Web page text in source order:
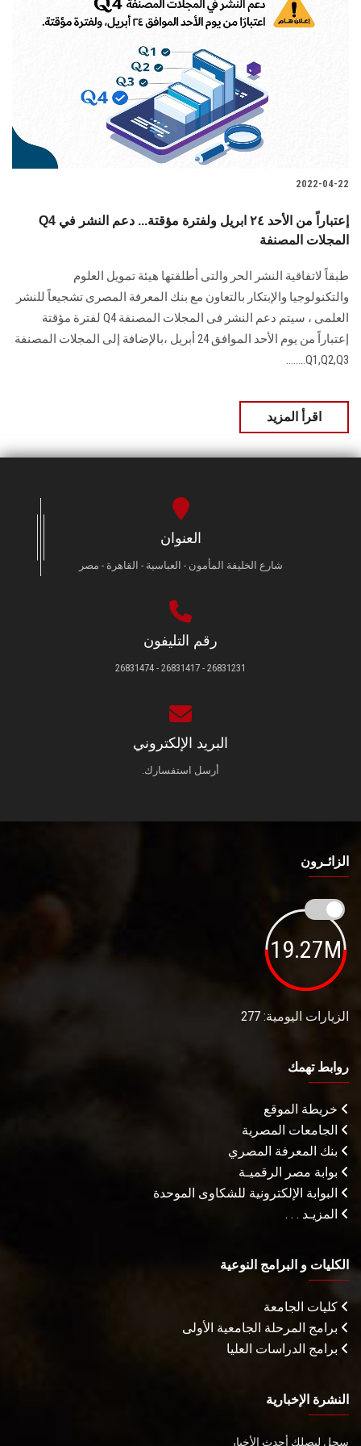
2022-04-22
Q4 إعتباراً من الأحد ٢٤ ابريل ولفترة مؤقتة... دعم النشر في
المجلات المصنفة
طبقاً لاتفاقية النشر الحر والتى أطلقتها هيئة تمويل العلوم
والتكنولوجيا والإبتكار بالتعاون مع بنك المعرفة المصرى تشجيعاً للنشر
العلمى ، سيتم دعم النشر فى المجلات المصنفة Q4 لفترة مؤقتة
إعتباراً من يوم الأحد الموافق 24 أبريل ،بالإضافة إلى المجلات المصنفة
Q1,Q2,Q3........
اقرأ المزيد
العنوان
شارع الخليفة المأمون - العباسية - القاهرة - مصر
رقم التليفون
26831231 - 26831417 - 26831474
البريد الإلكتروني
أرسل استفسارك.
الزائـرون
19.27M
الزيارات اليومية: 277
روابط تهمك
خريطة الموقع
الجامعات المصرية
بنك المعرفة المصري
بوابة مصر الرقميـة
البوابة الإلكترونية للشكاوى الموحدة
المزيـد . . .
الكليات و البرامج النوعية
كليات الجامعة
برامج المرحلة الجامعية الأولى
برامج الدراسات العليا
النشرة الإخبارية
سجل ليصلك أحدث الأخبار